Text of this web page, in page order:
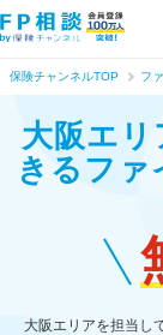
保険チャンネルTOP フ
大阪エ
きる ファ
大阪エリアを担当し